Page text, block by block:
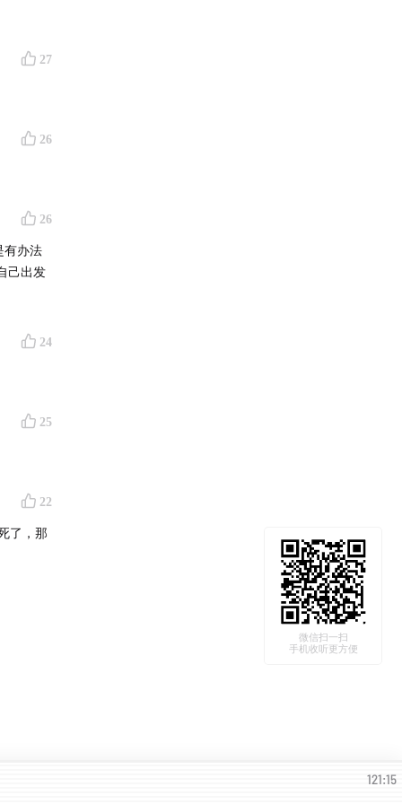
27
26
26
有办法
己出发
24
25
22
了，那
微信扫一扫
手机收听更方便
121:15